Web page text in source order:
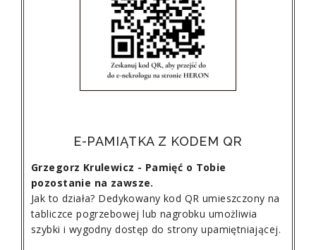
E-PAMIĄTKA Z KODEM QR
Grzegorz Krulewicz - Pamięć o Tobie
pozostanie na zawsze.
Jak to działa? Dedykowany kod QR umieszczony na
tabliczce pogrzebowej lub nagrobku umożliwia
szybki i wygodny dostęp do strony upamiętniającej.